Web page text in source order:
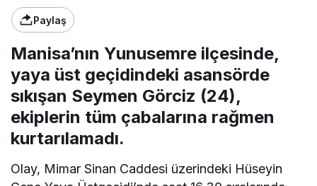
Paylaş
Manisa’nın Yunusemre ilçesinde,
yaya üst geçidindeki asansörde
sıkışan Seymen Görciz (24),
ekiplerin tüm çabalarına rağmen
kurtarılamadı.
Olay, Mimar Sinan Caddesi üzerindeki Hüseyin